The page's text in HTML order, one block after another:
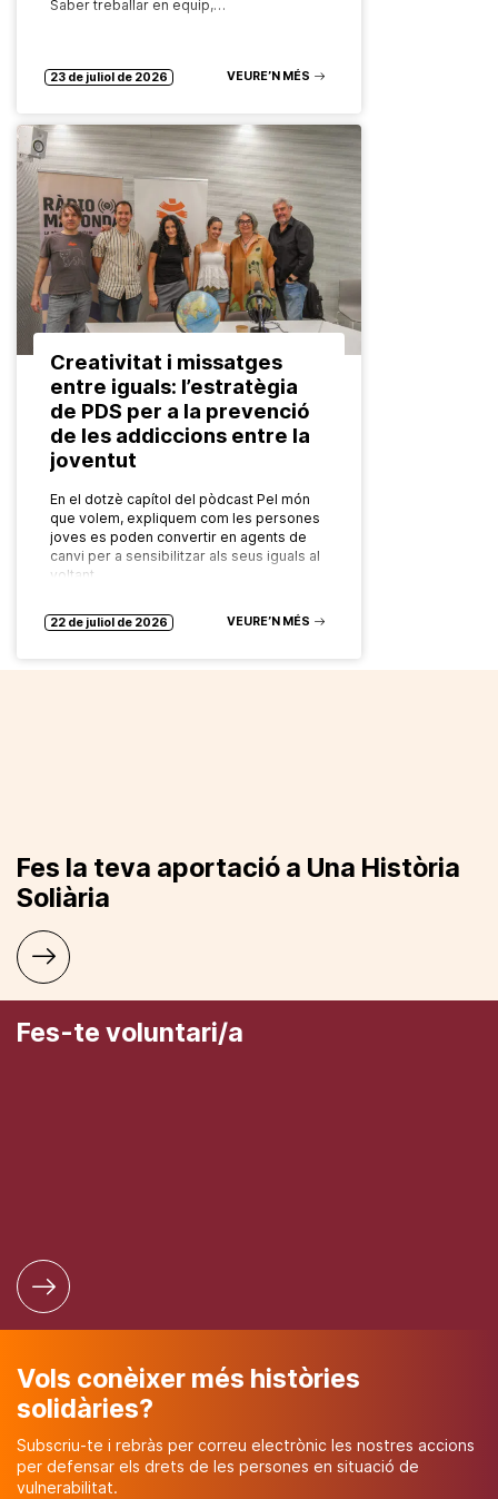
Saber treballar en equip,…
23 de juliol de 2026 VEURE’N MÉS
Creativitat i missatges
entre iguals: l’estratègia
de PDS per a la prevenció
de les addiccions entre la
joventut
En el dotzè capítol del pòdcast Pel món
que volem, expliquem com les persones
joves es poden convertir en agents de
canvi per a sensibilitzar als seus iguals al
voltant…
22 de juliol de 2026 VEURE’N MÉS
Fes la teva aportació a Una Història
Soliària
Fes-te voluntari/a
Vols conèixer més històries
solidàries?
Subscriu-te i rebràs per correu electrònic les nostres accions
per defensar els drets de les persones en situació de
vulnerabilitat.